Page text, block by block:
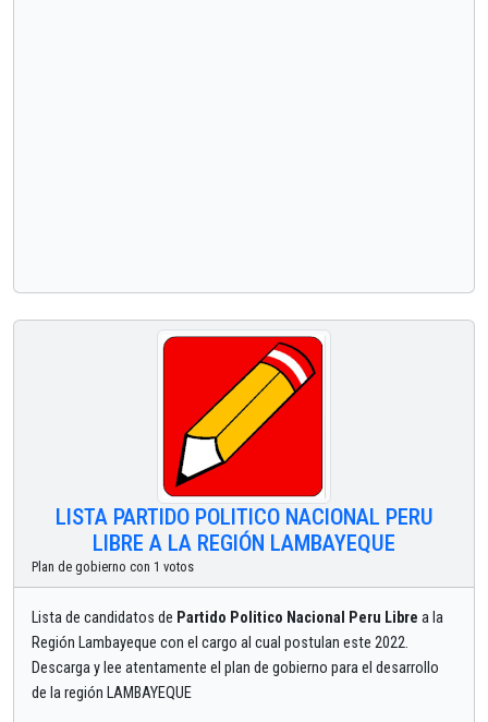
LISTA PARTIDO POLITICO NACIONAL PERU
LIBRE A LA REGIÓN LAMBAYEQUE
Plan de gobierno con 1 votos
Lista de candidatos de Partido Politico Nacional Peru Libre a la
Región Lambayeque con el cargo al cual postulan este 2022.
Descarga y lee atentamente el plan de gobierno para el desarrollo
de la región LAMBAYEQUE